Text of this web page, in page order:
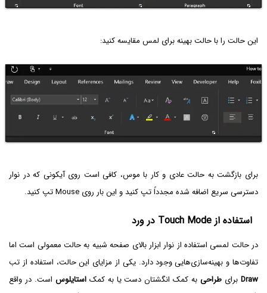
این حالت را با حالت بهینه برای لمس مقایسه کنید:
برای بازگشت به حالت عادی و کار با موس، کافی است روی آیکونی که در نوار
دسترسی سریع اضافه شده مجدداً تپ کنید و این بار روی Mouse تپ کنید.
استفاده از Touch Mode در ورد
در حالت لمسی استفاده از نوار ابزار بالای صفحه شبیه به حالت معمولی است اما
تفاوت‌ها و بهینه‌سازی‌هایی وجود دارد. یکی از مزایای این حالت، استفاده از تب
Drawبرای طراحیبه کمک انگشتان دست یا به کمکاستایلوس است. در واقع